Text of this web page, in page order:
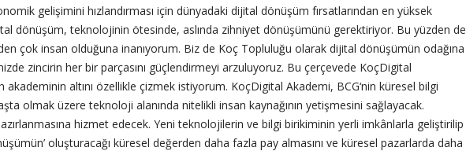
gelişimini hızlandırması için dünyadaki dijital dönüşüm fırsatlarından en yüksek
dönüşüm, teknolojinin ötesinde, aslında zihniyet dönüşümünü gerektiriyor. Bu yüzden de
çok insan olduğuna inanıyorum. Biz de Koç Topluluğu olarak dijital dönüşümün odağına
zincirin her bir parçasını güçlendirmeyi arzuluyoruz. Bu çerçevede KoçDigital
altını özellikle çizmek istiyorum. KoçDigital Akademi, BCG‘nin küresel bilgi
olmak üzere teknoloji alanında nitelikli insan kaynağının yetişmesini sağlayacak.
hizmet edecek. Yeni teknolojilerin ve bilgi birikiminin yerli imkânlarla geliştirilip
oluşturacağı küresel değerden daha fazla pay almasını ve küresel pazarlarda daha